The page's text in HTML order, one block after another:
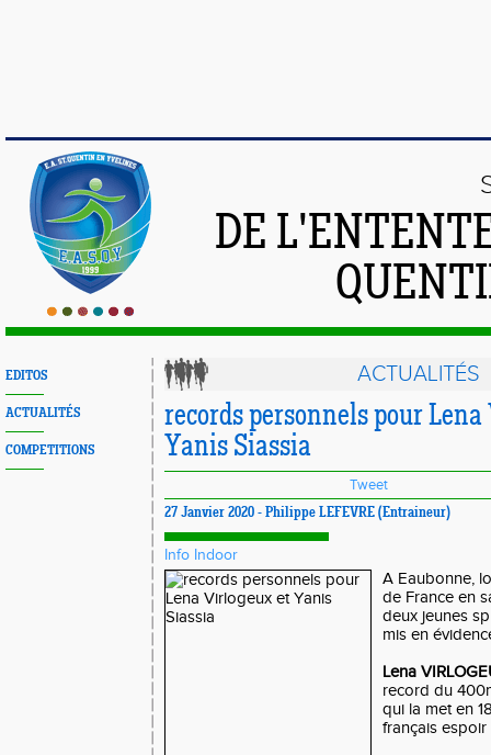
DE
EDITOS
ACTUALITÉS
COMPETITIONS
ACTUALITÉS
records personnels pour
Yanis Siassia
Tweet
27 Janvier 2020 - Philippe LEFEVRE (Entraineur)
Info Indoor
A Eaubonne,
de France en
deux jeunes
mis en
Lena
record du
qui la met en
français espoir